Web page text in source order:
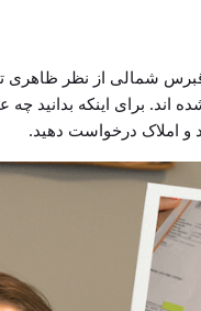
شمالی از نظر ظاهری
اند. برای اینکه بدانید
و املاک درخواست دهید.